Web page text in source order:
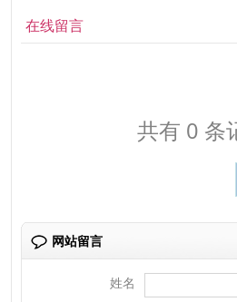
在线留言
共有 0 条
网站留言
姓名